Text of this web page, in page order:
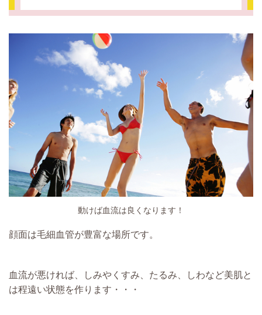
動けば血流は良くなります！
顔面は毛細血管が豊富な場所です。
血流が悪ければ、しみやくすみ、たるみ、しわなど美肌と
は程遠い状態を作ります・・・